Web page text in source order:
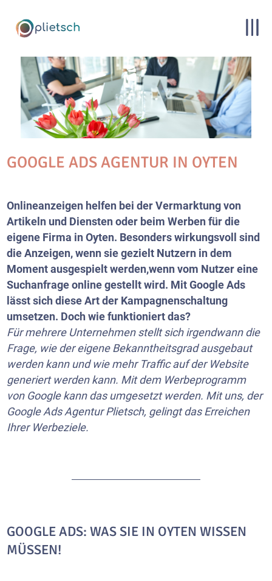
GOOGLE ADS AGENTUR IN OYTEN
Onlineanzeigen helfen bei der Vermarktung von
Artikeln und Diensten oder beim Werben für die
eigene Firma in Oyten. Besonders wirkungsvoll sind
die Anzeigen, wenn sie gezielt Nutzern in dem
Moment ausgespielt werden,wenn vom Nutzer eine
Suchanfrage online gestellt wird. Mit Google Ads
lässt sich diese Art der Kampagnenschaltung
umsetzen. Doch wie funktioniert das?
Für mehrere Unternehmen stellt sich irgendwann die
Frage, wie der eigene Bekanntheitsgrad ausgebaut
werden kann und wie mehr Traffic auf der Website
generiert werden kann. Mit dem Werbeprogramm
von Google kann das umgesetzt werden. Mit uns, der
Google Ads Agentur Plietsch, gelingt das Erreichen
Ihrer Werbeziele.
GOOGLE ADS: WAS SIE IN OYTEN WISSEN
MÜSSEN!